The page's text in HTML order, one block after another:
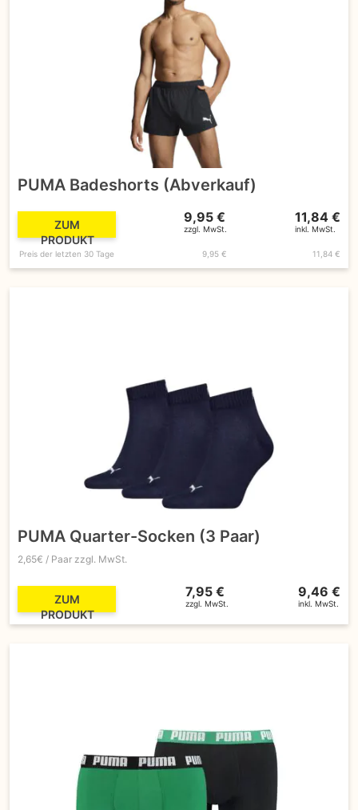
PUMA Badeshorts (Abverkauf)
ZUM
PRODUKT
9,95 €
zzgl. MwSt.
11,84 €
inkl. MwSt.
Preis der letzten 30 Tage 9,95 € 11,84 €
PUMA Quarter-Socken (3 Paar)
2,65€ / Paar zzgl. MwSt.
ZUM
PRODUKT
7,95 €
zzgl. MwSt.
9,46 €
inkl. MwSt.